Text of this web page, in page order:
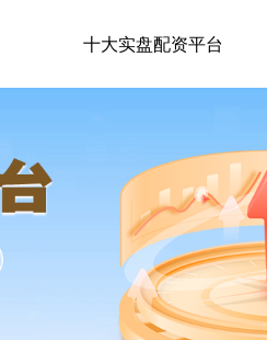
十大实盘配资平台